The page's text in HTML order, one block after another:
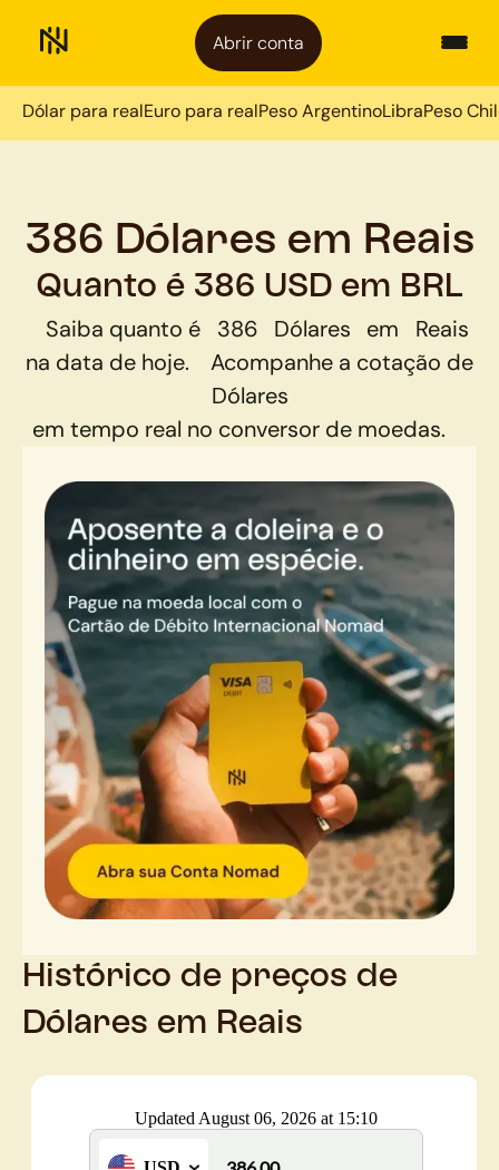
Abrir conta
Dólar para realEuro para realPeso ArgentinoLibraPeso
386 Dólares em Reais
Quanto é 386 USD em BRL
Saiba quanto é 386 Dólares em
Reais
na data de hoje.
Acompanhe a cotação de
Dólares
em tempo real no conversor de moedas.
Histórico de preços de
Dólares em Reais